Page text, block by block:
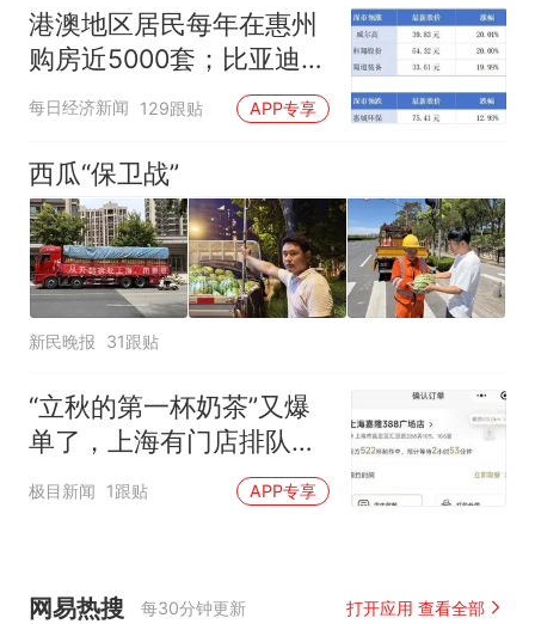
港澳地区居民每年在惠州
购房近5000套；比亚迪销
量跻身全球车企第六丨大
湾区财经早参
每日经济新闻 129跟贴 APP专享
西瓜“保卫战”
新民晚报 31跟贴
“立秋的第一杯奶茶”又爆
单了，上海有门店排队超
500杯，店员：今天奶茶
店都很忙，要等2个多小
极目新闻 1跟贴 APP专享
网易热搜 每30分钟更新 打开应用 查看全部